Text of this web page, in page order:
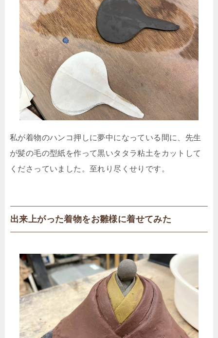
私が着物のハンコ押しに夢中になっている間に、先生
が髪の毛の型紙を作って黒いタタラ粘土をカットして
くださっていました。至れり尽くせりです。
出来上がった着物をお雛様に着せてみた